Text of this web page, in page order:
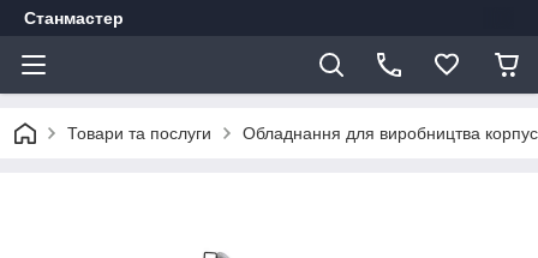
Станмастер
Товари та послуги Обладнання для виробництва